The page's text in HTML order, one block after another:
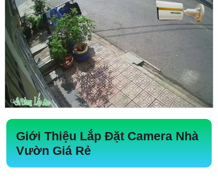
Giới ThiệuLắp Đặt Camera Nhà
Vườn Giá Rẻ